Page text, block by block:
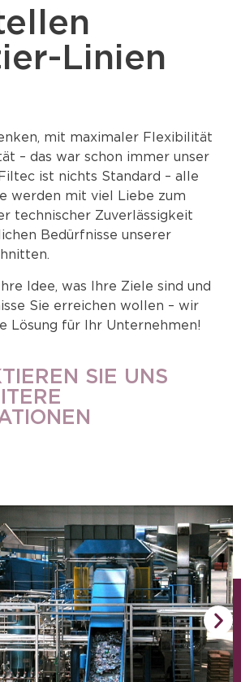
Linien
mit maximaler Flexibilität
– das war schon immer unser
ist nichts Standard – alle
werden mit viel Liebe zum
technischer Zuverlässigkeit
Bedürfnisse unserer
Idee, was Ihre Ziele sind und
Sie erreichen wollen – wir
Lösung für Ihr Unternehmen!
SIE UNS